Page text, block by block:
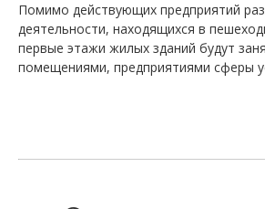
Помимо действующих предприятий
деятельности, находящихся в
первые этажи жилых зданий будут
помещениями, предприятиями сферы